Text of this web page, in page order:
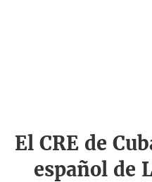
El CRE de
español de